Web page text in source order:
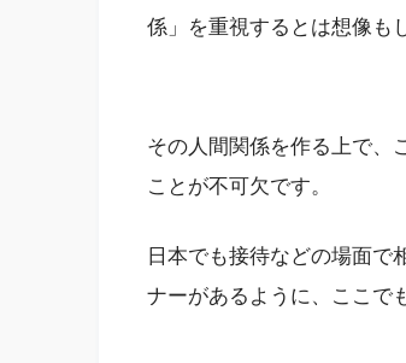
係」を重視するとは想像も
その人間関係を作る上で、
ことが不可欠です。
日本でも接待などの場面で
ナーがあるように、ここで